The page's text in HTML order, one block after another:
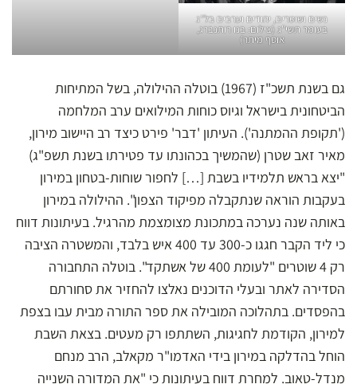
נשים ושוטרים, יהודים וערבים בל"ג
בעומר תשי"ג (צילום: בנו רותנברג,
אוסף מיתר)
גם בשנת תשכ"ז (1967) בוטלה ההילולה, בשל המתיחות
הביטחונית בישראל וגיוס כוחות המילואים ערב המלחמה
('תקופת ההמתנה'). העיתון 'דבר' פירט כיצד רב היישוב מירון,
מאיר זאב שטרן (שהמשיך בכהונתו עד פטירתו בשנת תשפ"ג)
"יצא בראש תלמידיו בשבת […] לחפור שוחות-בטחון במירון
בעקבות הוראה שנתקבלה מפיקוד הצפון". ההילולה במירון
באותה שנה נערכה במתכונת מצומצמת מהרגיל. בעיתונות דווח
כי ליד הקבר חגגו כ-300 עד 400 איש בלבד, והמשטרה הציבה
רק 4 שוטרים "לעומת 400 של אשתקד". בוטלה התחבורה
הסדירה לאתר ובעלי הדוכנים נאלצו להחזיר את סחורתם
בהפסדים. בתהלוכה המובילה את ספר התורה מבית עבו בצפת
למירון, הקודמת לחגיגות, השתתפו רק מעטים. בצאת השבת
הוחל בהדלקה במירון בידי האדמו"ר מקאלב, הרב מנחם
מנדל-טאוב. למחרת דווח בעיתונות כי "את המדורה השנייה